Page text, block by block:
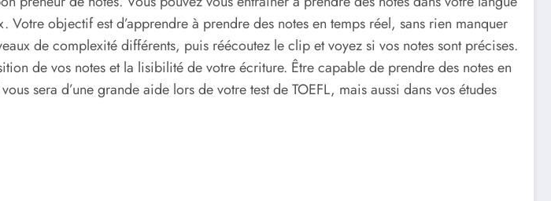
objectif est d’apprendre à prendre des notes en temps réel, sans rien manquer
de complexité différents, puis réécoutez le clip et voyez si vos notes sont précises.
de vos notes et la lisibilité de votre écriture. Être capable de prendre des notes en
sera d’une grande aide lors de votre test de TOEFL, mais aussi dans vos études